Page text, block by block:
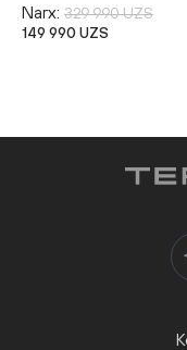
Narx: 329 990 UZS
149 990 UZS